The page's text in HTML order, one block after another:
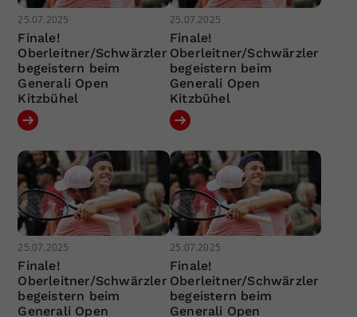
25.07.2025
Finale!
Oberleitner/Schwärzler
begeistern beim
Generali Open
Kitzbühel
25.07.2025
Finale!
Oberleitner/Schwärzler
begeistern beim
Generali Open
Kitzbühel
25.07.2025
Finale!
Oberleitner/Schwärzler
begeistern beim
Generali Open
25.07.2025
Finale!
Oberleitner/Schwärzler
begeistern beim
Generali Open